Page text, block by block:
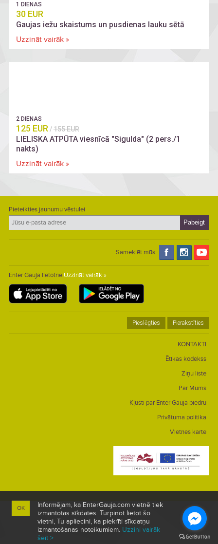
1 DIENAS
30 EUR
Gaujas iežu skaistums un pusdienas lauku sētā
Uzzināt vairāk »
2 DIENAS
125 EUR /155 EUR
LIELISKA ATPŪTA viesnīcā "Sigulda" (2 pers./1
nakts)
Uzzināt vairāk »
Pieteikties jaunumu vēstulei
Sameklēt mūs:
Enter Gauja lietotne Uzzināt vairāk »
Pieslēgties Pierakstīties
KONTAKTI
Ētikas kodekss
Ziņu liste
Par Mums
Kļūsti par Enter Gauja biedru
Privātuma politika
Vietnes karte
OK
Informējam, ka EnterGauja.com vietnē tiek
izmantotas sīkdates. Turpinot lietot šo
vietni, Tu apliecini, ka piekrīti sīkdatņu
izmantošanas noteikumiem. Uzzini vairāk
šeit >